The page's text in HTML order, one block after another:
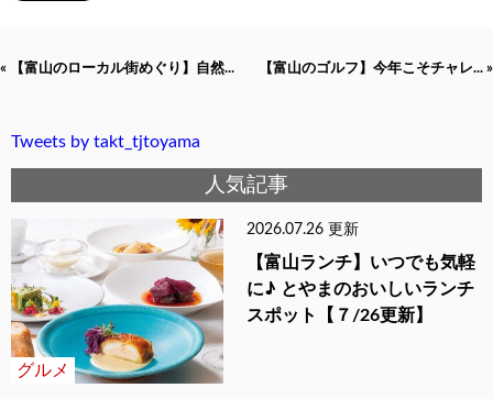
« 【富山のローカル街めぐり】自然... 【富山のゴルフ】今年こそチャレ... »
Tweets by takt_tjtoyama
人気記事
グルメ
2026.07.26 更新
【富山ランチ】いつでも気軽
に♪ とやまのおいしいランチ
スポット【７/26更新】